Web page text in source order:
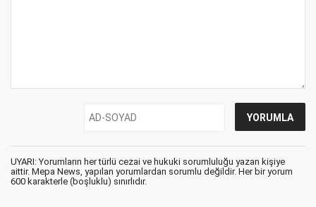
UYARI: Yorumların her türlü cezai ve hukuki sorumluluğu yazan kişiye
aittir. Mepa News, yapılan yorumlardan sorumlu değildir. Her bir yorum
600 karakterle (boşluklu) sınırlıdır.